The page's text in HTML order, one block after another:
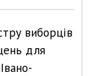
виборців
для